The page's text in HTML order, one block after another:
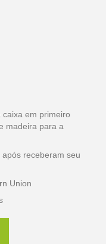
em primeiro
madeira para a
receberam seu
Union